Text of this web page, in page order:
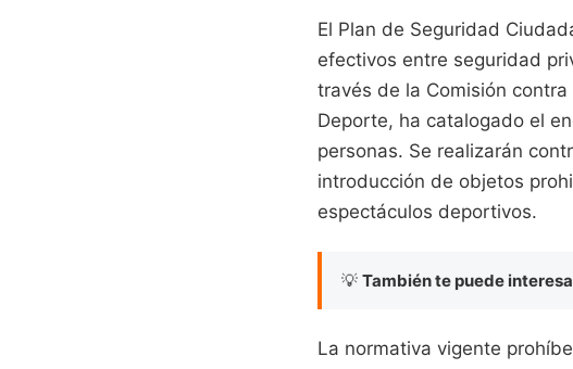
El Plan de Seguridad
efectivos entre seguridad
través de la Comisión
Deporte, ha catalogado el
personas. Se realizarán
introducción de objetos
espectáculos deportivos.
💡 También te puede
La normativa vigente